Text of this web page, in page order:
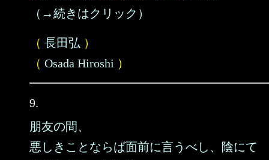
（→続きはクリック）
（ 長田弘 ）
（ Osada Hiroshi ）
9.
朋友の間、
悪しきことならば面前に言うべし、陰にて